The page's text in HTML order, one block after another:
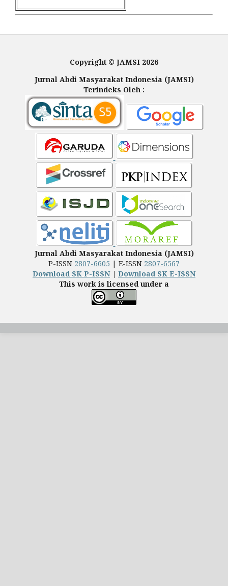
Copyright © JAMSI 2026
Jurnal Abdi Masyarakat Indonesia (JAMSI)
Terindeks Oleh :
Jurnal Abdi Masyarakat Indonesia (JAMSI)
P-ISSN 2807-6605 | E-ISSN 2807-6567
Download SK P-ISSN| Download SK E-ISSN
This work is licensed under a